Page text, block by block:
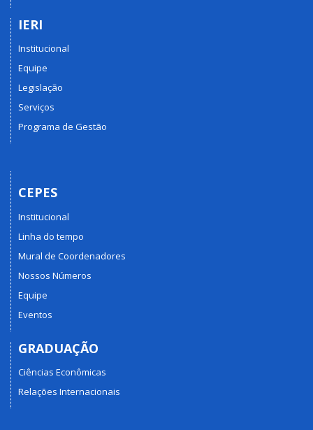
IERI
Institucional
Equipe
Legislação
Serviços
Programa de Gestão
CEPES
Institucional
Linha do tempo
Mural de Coordenadores
Nossos Números
Equipe
Eventos
GRADUAÇÃO
Ciências Econômicas
Relações Internacionais